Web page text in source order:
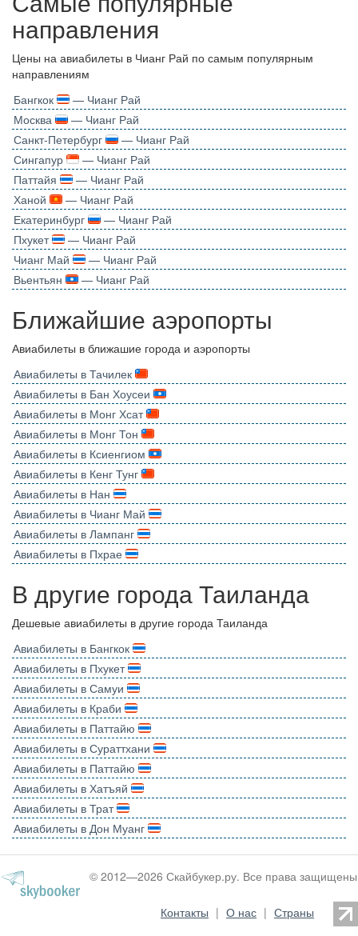
направления
Цены на авиабилеты в Чианг Рай по самым популярным
направлениям
Бангкок
— Чианг Рай
Москва
— Чианг Рай
Санкт-Петербург
— Чианг Рай
Сингапур
— Чианг Рай
Паттайя
— Чианг Рай
Ханой
— Чианг Рай
Екатеринбург
— Чианг Рай
Пхукет
— Чианг Рай
Чианг Май
— Чианг Рай
Вьентьян
— Чианг Рай
Ближайшие аэропорты
Авиабилеты в ближашие города и аэропорты
Авиабилеты в Тачилек
Авиабилеты в Бан Хоусеи
Авиабилеты в Монг Хсат
Авиабилеты в Монг Тон
Авиабилеты в Ксиенгиом
Авиабилеты в Кенг Тунг
Авиабилеты в Нан
Авиабилеты в Чианг Май
Авиабилеты в Лампанг
Авиабилеты в Пхрае
В другие города Таиланда
Дешевые авиабилеты в другие города Таиланда
Авиабилеты в Бангкок
Авиабилеты в Пхукет
Авиабилеты в Самуи
Авиабилеты в Краби
Авиабилеты в Паттайю
Авиабилеты в Сураттхани
Авиабилеты в Паттайю
Авиабилеты в Хатъяй
Авиабилеты в Трат
Авиабилеты в Дон Муанг
© 2012—2026 Скайбукер.ру. Все права защищены
Контакты | О нас | Страны